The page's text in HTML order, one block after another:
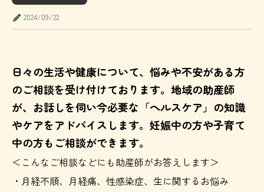
2024/09/22
日々の生活や健康について、悩みや不安がある方
のご相談を受け付けております。地域の助産師
が、お話しを伺い今必要な「ヘルスケア」の知識
やケアをアドバイスします。妊娠中の方や子育て
中の方もご相談ができます。
＜こんなご相談などにも助産師がお答えします＞
・月経不順、月経痛、性感染症、生に関するお悩み